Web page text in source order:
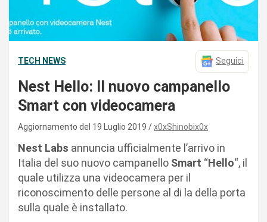
TECH NEWS Seguici
Nest Hello: Il nuovo campanello
Smart con videocamera
Aggiornamento del 19 Luglio 2019 x0xShinobix0x
Nest Labs annuncia ufficialmente l’arrivo in
Italia del suo nuovo campanello Smart “Hello“, il
quale utilizza una videocamera per il
riconoscimento delle persone al di la della porta
sulla quale è installato.